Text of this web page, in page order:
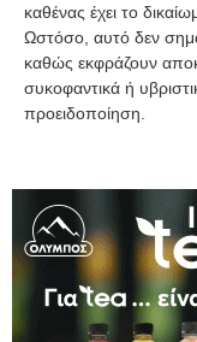
καθένας έχει το
Ωστόσο, αυτό δεν
καθώς εκφράζουν
συκοφαντικά ή
προειδοποίηση.